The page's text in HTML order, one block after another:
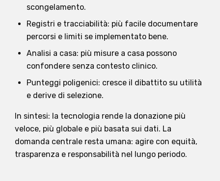
scongelamento.
Registri e tracciabilità: più facile documentare
percorsi e limiti se implementato bene.
Analisi a casa: più misure a casa possono
confondere senza contesto clinico.
Punteggi poligenici: cresce il dibattito su utilità
e derive di selezione.
In sintesi: la tecnologia rende la donazione più
veloce, più globale e più basata sui dati. La
domanda centrale resta umana: agire con equità,
trasparenza e responsabilità nel lungo periodo.